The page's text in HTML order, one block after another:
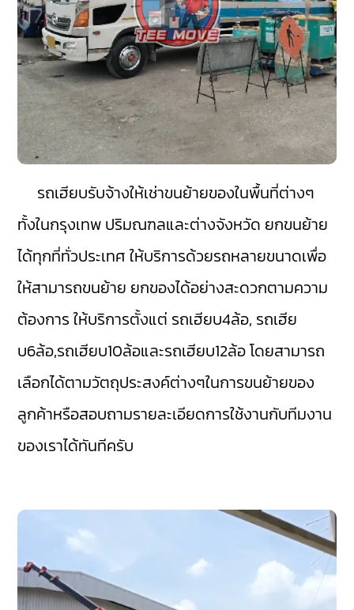
รถเฮียบรับจ้างให้เช่าขนย้ายของในพื้นที่ต่างๆ
ทั้งในกรุงเทพ ปริมณฑลและต่างจังหวัด ยกขนย้าย
ได้ทุกที่ทั่วประเทศ ให้บริการด้วยรถหลายขนาดเพื่อ
ให้สามารถขนย้าย ยกของได้อย่างสะดวกตามความ
ต้องการ ให้บริการตั้งแต่ รถเฮียบ4ล้อ, รถเฮีย
บ6ล้อ,รถเฮียบ10ล้อและรถเฮียบ12ล้อ โดยสามารถ
เลือกได้ตามวัตถุประสงค์ต่างๆในการขนย้ายของ
ลูกค้าหรือสอบถามรายละเอียดการใช้งานกับทีมงาน
ของเราได้ทันทีครับ